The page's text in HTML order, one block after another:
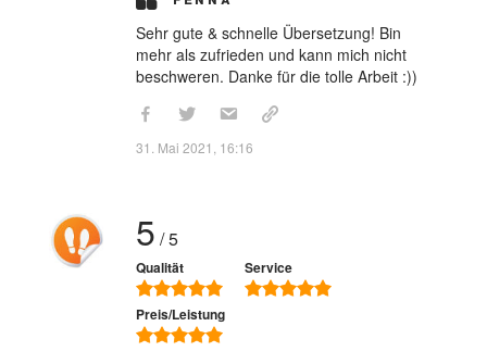
Sehr gute & schnelle Übersetzung! Bin
mehr als zufrieden und kann mich nicht
beschweren. Danke für die tolle Arbeit :))
31. Mai 2021, 16:16
5 / 5
Qualität Service
Preis/Leistung